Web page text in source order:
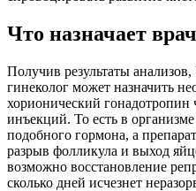
Что назначает врач
Получив результаты
гинеколог может назначить
хорионический
инъекций. То есть в
подобного гормона, а
разрыв фолликула и выход
возможно восстановление
сколько дней исчезнет